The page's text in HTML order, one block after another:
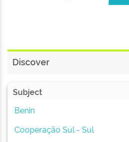
Discover
Subject
Benin
Cooperação Sul - Sul